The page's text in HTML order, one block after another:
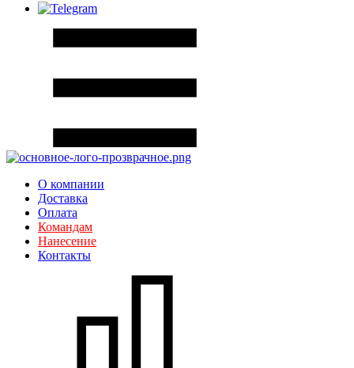
О компании
Доставка
Оплата
Командам
Нанесение
Контакты